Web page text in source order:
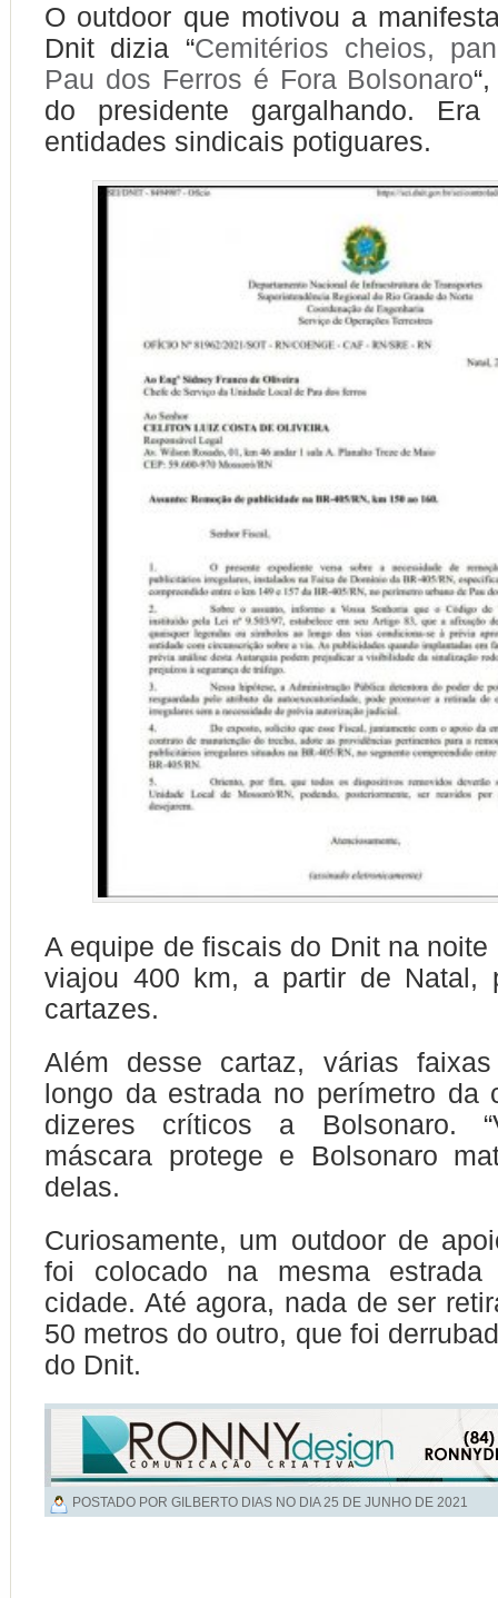
O outdoor que motivou a
Dnit dizia “Cemitérios cheios,
Pau dos Ferros é Fora Bolsonaro
do presidente gargalhando.
entidades sindicais potiguares.
A equipe de fiscais do Dnit na noite
viajou 400 km, a partir de Natal,
cartazes.
Além desse cartaz, várias
longo da estrada no perímetro da
dizeres críticos a Bolsonaro.
máscara protege e Bolsonaro
delas.
Curiosamente, um outdoor de
foi colocado na mesma
cidade. Até agora, nada de ser
50 metros do outro, que foi
do Dnit.
POSTADO POR GILBERTO DIAS NO DIA25 DE JUNHO DE 2021